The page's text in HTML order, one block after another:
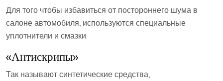
Для того чтобы избавиться от постороннего шума в
салоне автомобиля, используются специальные
уплотнители и смазки.
«Антискрипы»
Так называют синтетические средства,